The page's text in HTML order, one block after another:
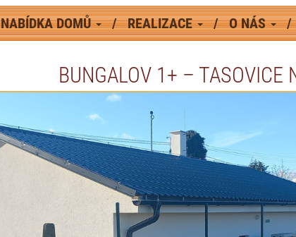
NABÍDKA DOMŮ REALIZACE O NÁS
BUNGALOV 1+ – TASOVICE